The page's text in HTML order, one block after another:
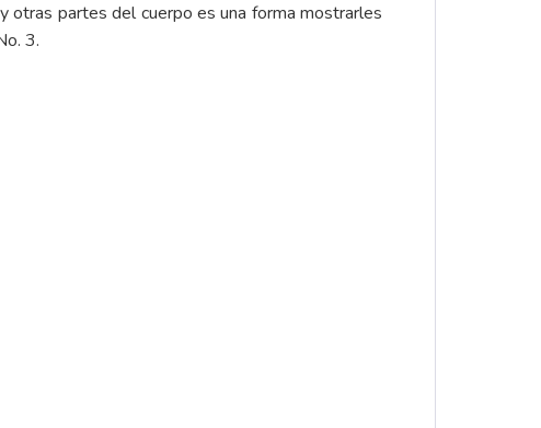
otras partes del cuerpo es una forma mostrarles
3.